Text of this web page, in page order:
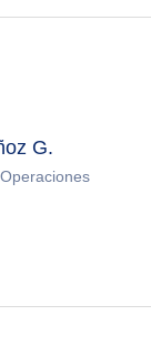
G.